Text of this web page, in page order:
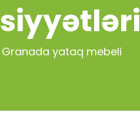
Granada yataq mebeli